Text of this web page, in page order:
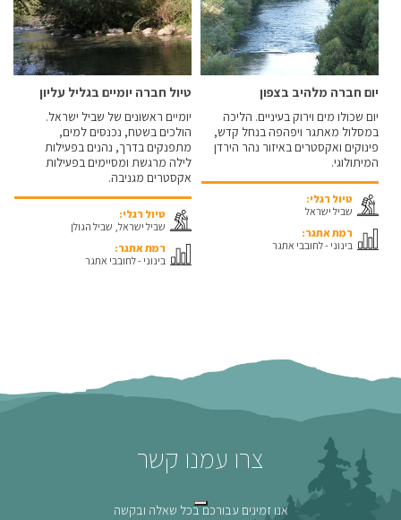
יום חברה מלהיב בצפון
יום שכולו מים וירוק בעיניים. הליכה
במסלול מאתגר ויפהפה בנחל קדש,
פינוקים ואקסטרים באיזור נהר הירדן
המיתולוגי.
טיול רגלי:
שביל ישראל
רמת אתגר:
בינוני - לחובבי אתגר
טיול חברה יומיים בגליל עליון
יומיים ראשונים של שביל ישראל.
הולכים בשטח, נכנסים למים,
מתפנקים בדרך, נהנים בפעילות
לילה מרגשת ומסיימים בפעילות
אקסטרים מגניבה.
טיול רגלי:
שביל ישראל, שביל הגולן
רמת אתגר:
בינוני - לחובבי אתגר
צרו עמנו קשר
אנו זמינים עבורכם בכל שאלה ובקשה